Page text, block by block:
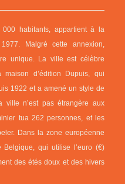
habitants, appartient à la
Malgré cette annexion,
unique. La ville est célèbre
d’édition Dupuis, qui
1922 et a amené un style de
ville n’est pas étrangère aux
tua 262 personnes, et les
Dans la zone européenne
qui utilise l’euro (€)
des étés doux et des hivers